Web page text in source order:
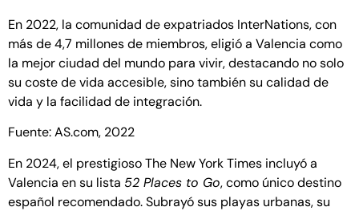
En 2022, la comunidad de expatriados InterNations, con
más de 4,7 millones de miembros, eligió a Valencia como
la mejor ciudad del mundo para vivir, destacando no solo
su coste de vida accesible, sino también su calidad de
vida y la facilidad de integración.
Fuente:AS.com, 2022
En 2024, el prestigioso The New York Times incluyó a
Valencia en su lista 52 Places to Go, como único destino
español recomendado. Subrayó sus playas urbanas, su